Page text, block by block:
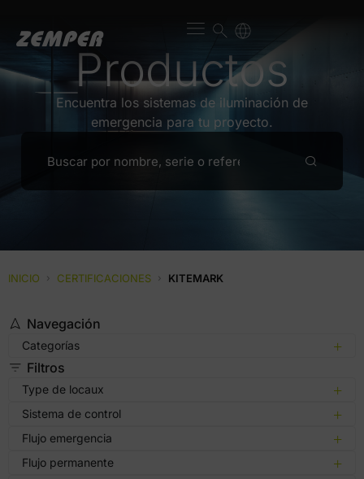
Productos
Encuentra los sistemas de iluminación de
emergencia para tu proyecto.
INICIO › CERTIFICACIONES › KITEMARK
Navegación
Categorías
Filtros
Type de locaux
Sistema de control
Flujo emergencia
Flujo permanente